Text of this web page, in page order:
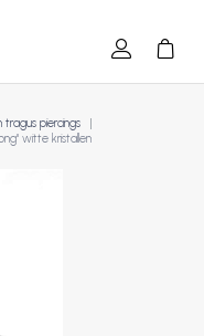
tragus piercings
witte kristallen